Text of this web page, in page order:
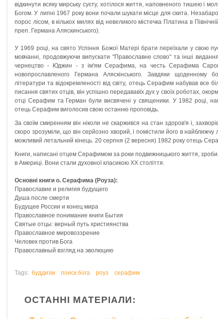
відкинути всяку мирську суєту, хотілося життя, наповненого тишею і
Богом. У липні 1967 року вони почали шукати місце для скита.
порос лісом, в кількох милях від невеликого містечка Платина в
преп. Германа Аляскинського).
У 1969 році, на свято Успіння Божої Матері брати переїхали у свою
мовчанні, продовжуючи випускати "Православне слово" та інші
чернецтво - Юджин - з ім'ям Серафима, на честь Серафима
новопрославленого Германа Аляскінського. Завдяки щоденному
літератури та відокремленості від світу, отець Серафим набував все
писання святих отців, він успішно передававїх дух у своїх роботах,
отці Серафим та Герман були висвячені у священики. У 1982 році,
отець Серафим виголосив свою останню проповідь.
За своїм смиренням він ніколи не скаржився на стан здоров'я і,
скоро зрозуміли, що він серйозно хворий, і помістили його в найближчу
можливий летальний кінець. 20 серпня (2 вересня) 1982 року отець
Книги, написані отцем Серафимом за роки подвижницького життя,
в Америці. Вони стали духовної класикою XX століття.
Основні книги о. Серафима (Роуза):
Православие и религия будущего
Душа после смерти
Будущее России и конец мира
Православное понимание книги Бытия
Святые отцы: верный путь християнства
Православное мировоззрение
Человек против Бога
Православный взгляд на эволюцию
Tags: буддизм поиск бога роуз серафим
ОСТАННІ МАТЕРІАЛИ: